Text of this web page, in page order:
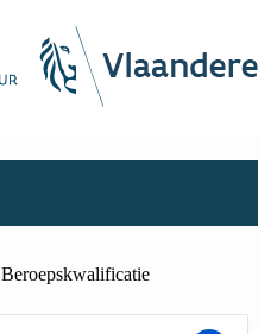
Beroepskwalificatie